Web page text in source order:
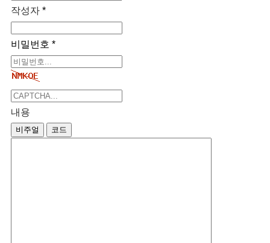
작성자 *
비밀번호 *
내용
비주얼 코드